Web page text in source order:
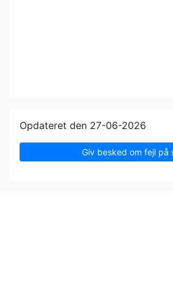
Opdateret den 27-06-2026
Giv besked om fejl på